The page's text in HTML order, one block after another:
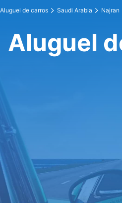
Aluguel de carros Saudi Arabia Najran
Aluguel